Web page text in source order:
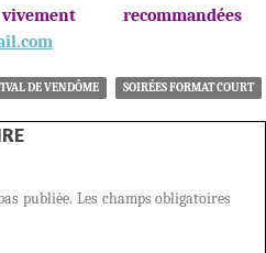
recommandées
DE VENDÔME SOIRÉES FORMAT COURT
publiée. Les champs obligatoires